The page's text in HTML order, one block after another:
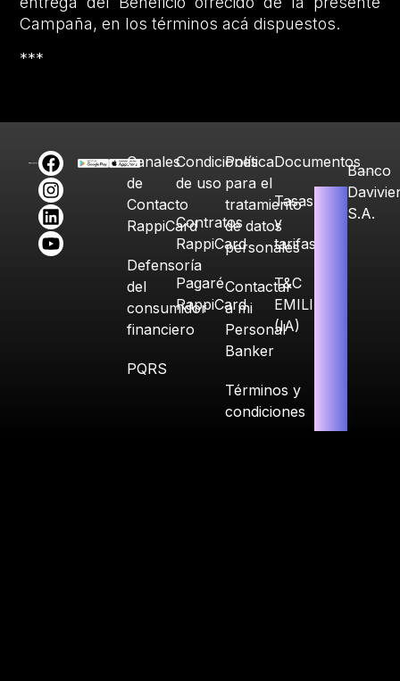
Campaña, en los términos acá dispuestos.
***
Canales
de
Contacto
RappiCard
Defensoría
del
consumidor
financiero
PQRS
Condiciones
de uso
Contratos
RappiCard
Pagaré
RappiCard
Política
para el
tratamiento
de datos
personales
Contactar
a mi
Personal
Banker
Términos y
condiciones
Documentos
Tasas
y
tarifas
T&C
EMILIA
(IA)
Banco
S.A.